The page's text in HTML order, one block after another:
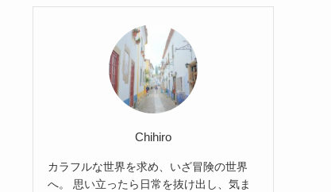
Chihiro
カラフルな世界を求め、いざ冒険の世界
へ。 思い立ったら日常を抜け出し、気ま